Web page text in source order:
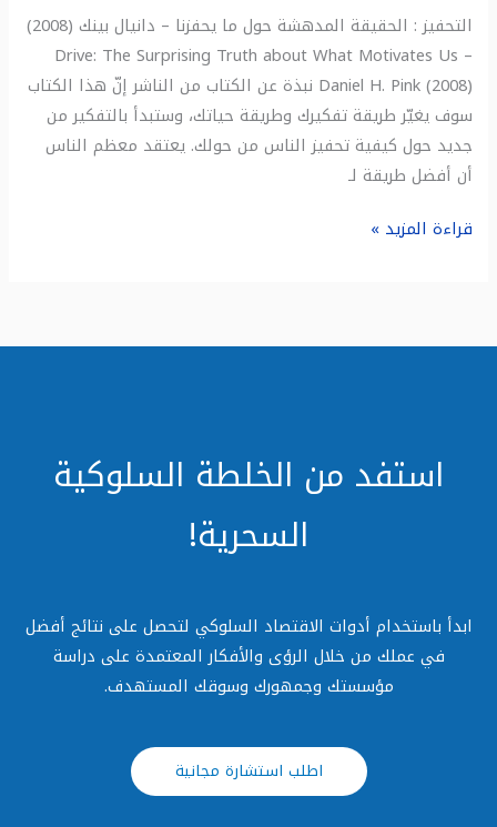
التحفيز : الحقيقة المدهشة حول ما يحفزنا – دانيال بينك (2008)
Drive: The Surprising Truth about What Motivates Us –
Daniel H. Pink (2008) نبذة عن الكتاب من الناشر إنّ هذا الكتاب
سوف يغيّر طريقة تفكيرك وطريقة حياتك، وستبدأ بالتفكير من
جديد حول كيفية تحفيز الناس من حولك. يعتقد معظم الناس
أن أفضل طريقة لـ
قراءة المزيد »
استفد من الخلطة السلوكية
السحرية!
ابدأ باستخدام أدوات الاقتصاد السلوكي لتحصل على نتائج أفضل
في عملك من خلال الرؤى والأفكار المعتمدة على دراسة
مؤسستك وجمهورك وسوقك المستهدف.
اطلب استشارة مجانية